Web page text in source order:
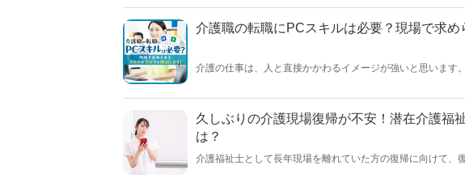
介護職の転職にPCスキルは必要？現場で求め
介護の仕事は、人と直接かかわるイメージが強いと思います
キルは必要なのか？」と不安に思う方も多いのではないで
久しぶりの介護現場復帰が不安！潜在介護福
は？
介護福祉士として長年現場を離れていた方の復帰に向けて、
実際の復帰事例などについて、専門家が詳しく解説します